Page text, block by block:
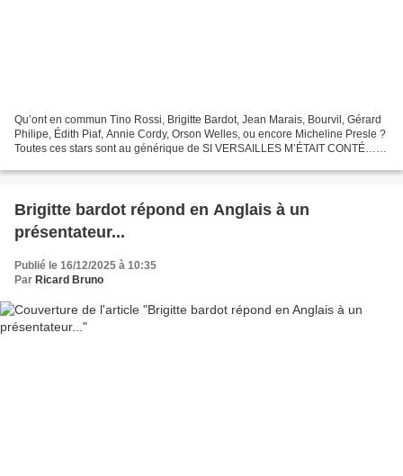
Qu’ont en commun Tino Rossi, Brigitte Bardot, Jean Marais, Bourvil, Gérard
Philipe, Édith Piaf, Annie Cordy, Orson Welles, ou encore Micheline Presle ?
Toutes ces stars sont au générique de SI VERSAILLES M’ÉTAIT CONTÉ…, à
Brigitte bardot répond en Anglais à un
présentateur...
Publié le 16/12/2025 à 10:35
Par Ricard Bruno